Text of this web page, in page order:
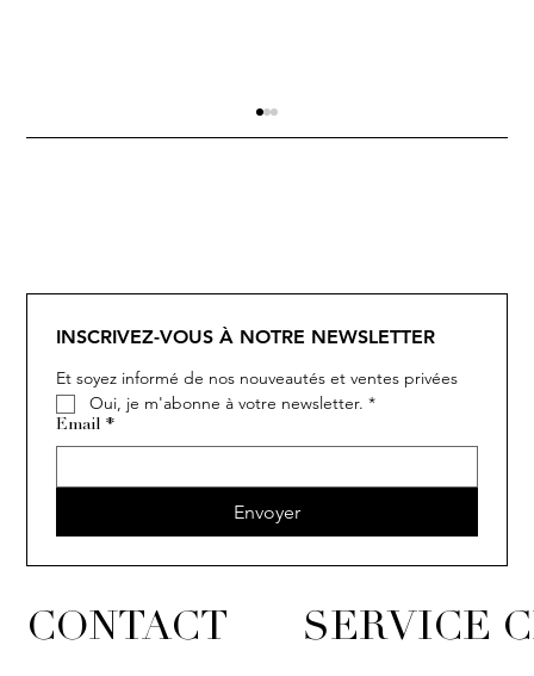
INSCRIVEZ-VOUS À NOTRE NEWSLETTER
Et soyez informé de nos nouveautés et ventes privées
Oui, je m'abonne à votre newsletter. *
Email *
Envoyer
CONTACT SERVICE